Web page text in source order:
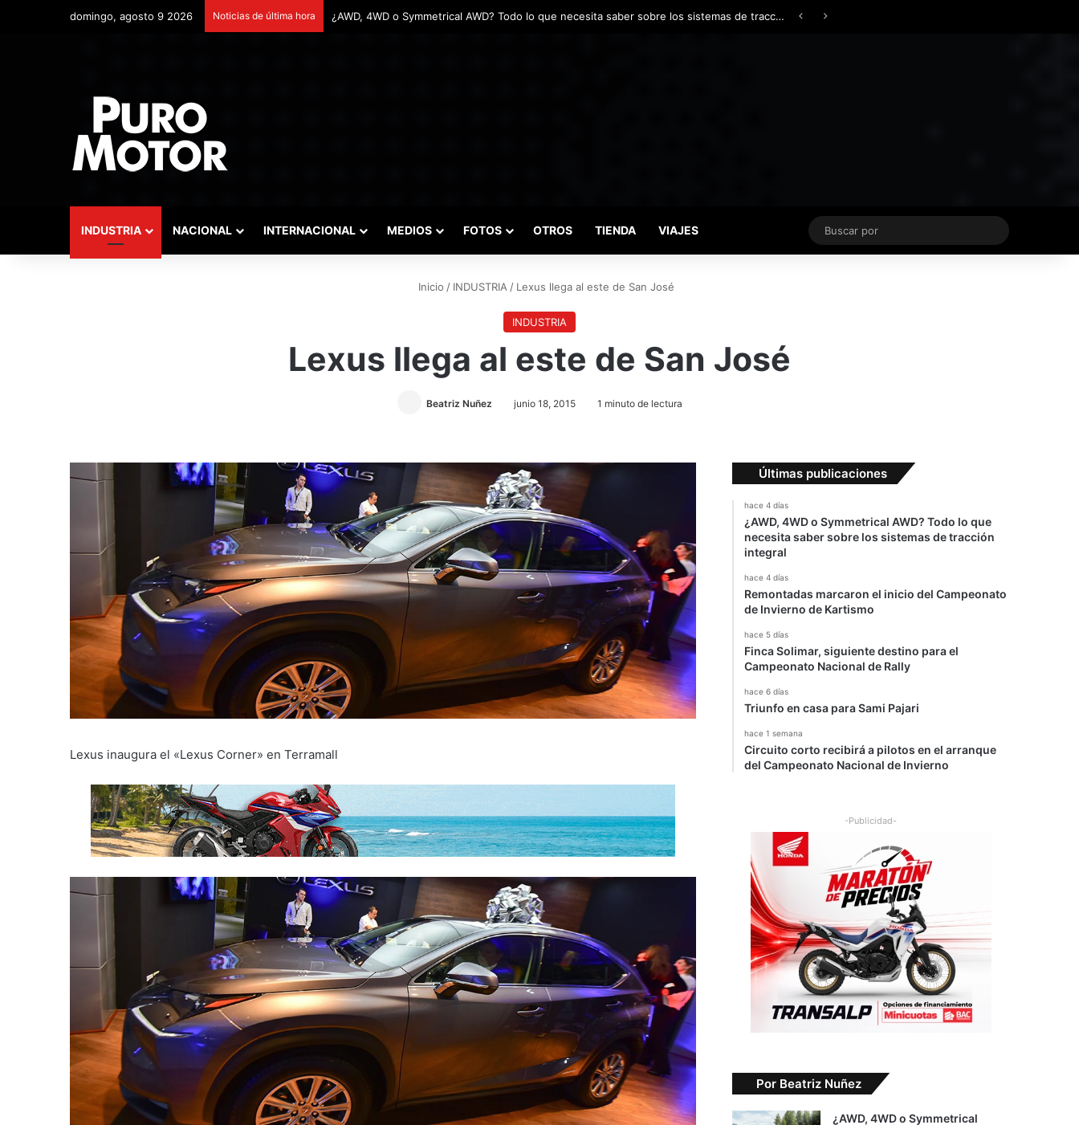
domingo, agosto 9 2026 Noticias de última hora Remontadas marcaron el inicio del Campeonato de Invierno de Kartismo
INDUSTRIA NACIONAL INTERNACIONAL MEDIOS FOTOS OTROS TIENDA VIAJES
Buscar
por
Inicio / INDUSTRIA / Lexus llega al este de San José
INDUSTRIA
Lexus llega al este de San José
Beatriz Nuñez junio 18, 2015 1 minuto de lectura
Lexus inaugura el «Lexus Corner» en Terramall
Últimas publicaciones
hace 4 días
¿AWD, 4WD o Symmetrical AWD? Todo lo que
necesita saber sobre los sistemas de tracción
integral
hace 4 días
Remontadas marcaron el inicio del Campeonato
de Invierno de Kartismo
hace 5 días
Finca Solimar, siguiente destino para el
Campeonato Nacional de Rally
hace 6 días
Triunfo en casa para Sami Pajari
hace 1 semana
Circuito corto recibirá a pilotos en el arranque
del Campeonato Nacional de Invierno
-Publicidad-
Por Beatriz Nuñez
¿AWD, 4WD o Symmetrical